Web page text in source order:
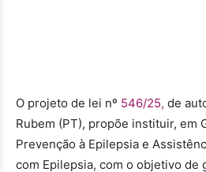
O projeto de lei nº 546/25, de
Rubem (PT), propõe instituir, em
Prevenção à Epilepsia e
com Epilepsia, com o objetivo de